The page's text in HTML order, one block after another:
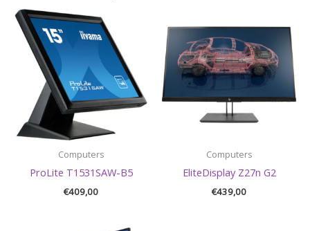
Computers
ProLite T1531SAW-B5
€409,00
Computers
EliteDisplay Z27n G2
€439,00